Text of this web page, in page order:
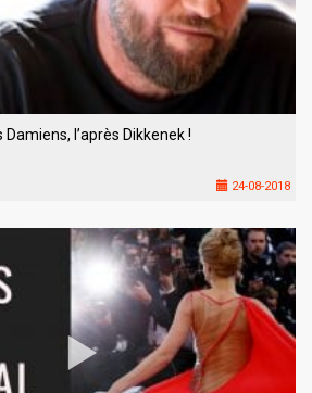
Damiens, l’après Dikkenek !
24-08-2018